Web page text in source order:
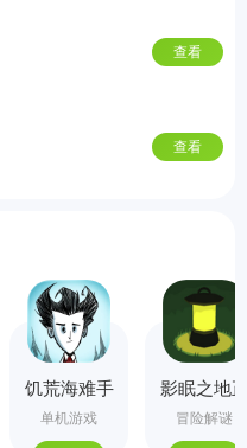
查看
查看
饥荒海难手
机版
单机游戏
影眠之地
式版
冒险解谜